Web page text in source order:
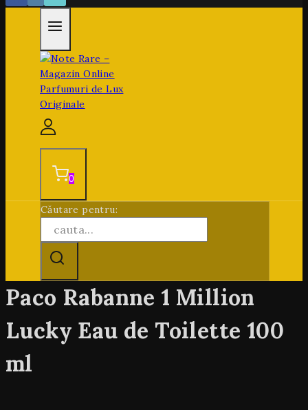
0
Căutare pentru:
Paco Rabanne 1 Million
Lucky Eau de Toilette 100
ml